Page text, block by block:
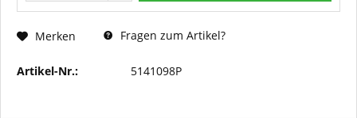
Merken Fragen zum Artikel?
Artikel-Nr.: 5141098P